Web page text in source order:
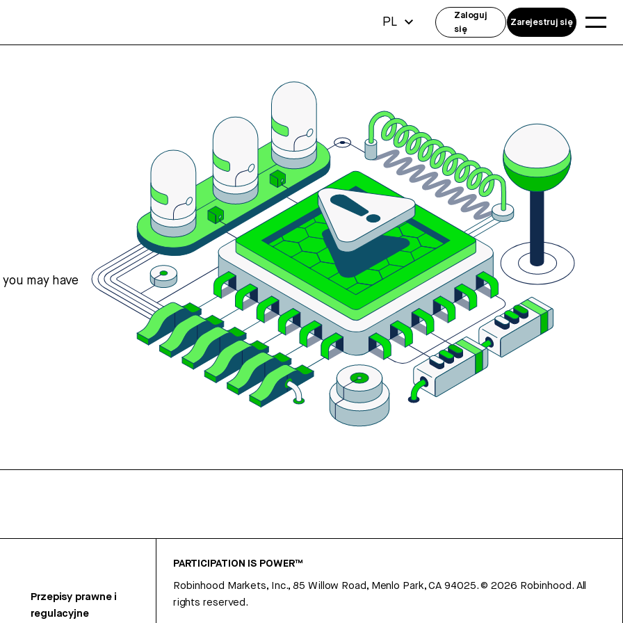
may have
Przepisy prawne i
regulacyjne
PARTICIPATION IS POWER™
Robinhood Markets, Inc., 85 Willow Road, Menlo Park, CA 94025.©2026 Robinhood. All
rights reserved.
PL
Zaloguj
się
Zarejestruj się